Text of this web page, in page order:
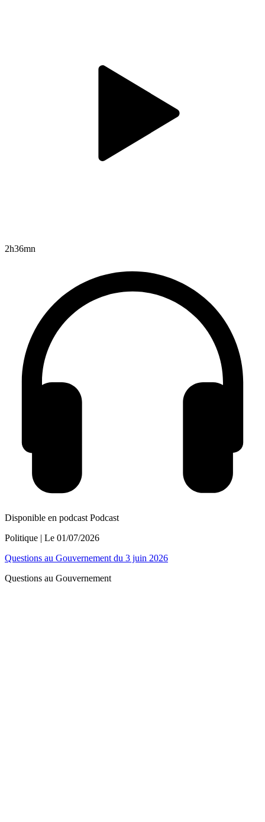
2h36mn
Disponible en podcast Podcast
Politique | Le 01/07/2026
Questions au Gouvernement du 3 juin 2026
Questions au Gouvernement